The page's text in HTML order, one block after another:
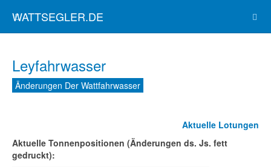
WATTSEGLER.DE
Leyfahrwasser
Änderungen Der Wattfahrwasser
Aktuelle Lotungen
Aktuelle Tonnenpositionen (Änderungen ds. Js. fett
gedruckt):